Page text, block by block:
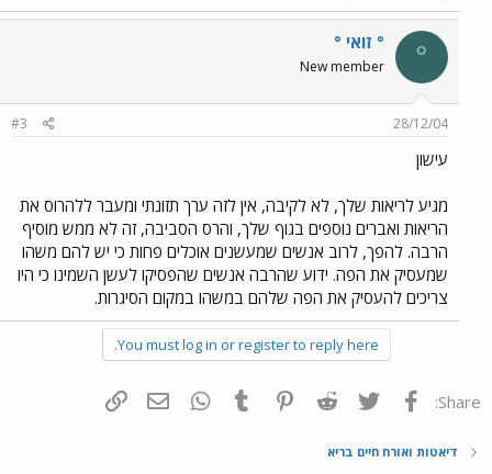
° ° זואי °
New member
28/12/04
#3
עישון
מגיע לריאות שלך, לא לקיבה, אין לזה ערך תזונתי ומעבר ללהרוס את
הריאות ואברים נוספים בגוף שלך, והרס הסביבה, זה לא ממש מוסיף
הרבה. להפך, לרוב אנשים שמעשנים אוכלים פחות כי יש להם משהו
שמעסיק את הפה. ידוע שהרבה אנשים שהפסיקו לעשן השמינו כי היו
צריכים להעסיק את הפה שלהם במשהו במקום הסיגרות.
You must log in or register to reply here.
Share: פייסבוק Twitter
Reddit
Pinterest
Tumblr
WhatsAppדואר אלקטרוני
דיאטות ואורח חיים בריא